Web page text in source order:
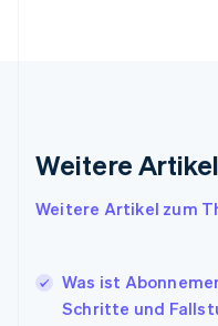
Weitere Artikel
Weitere Artikel zum
Was ist
Schritte und
English
Italien
Italiano English
English Français
Kroatien